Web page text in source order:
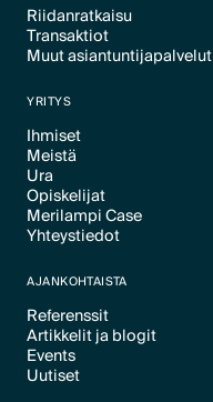
Riidanratkaisu
Text Link
Transaktiot
Text Link
Muut asiantuntijapalvelut
YRITYS
Ihmiset
Text Link
Meistä
Text Link
Ura
Text Link
Opiskelijat
Text Link
Merilampi Case
Text Link
Yhteystiedot
AJANKOHTAISTA
Referenssit
Text Link
Artikkelit ja blogit
Text Link
Events
Text Link
Uutiset